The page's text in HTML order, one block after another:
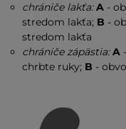
chrániče lakťa: A -
stredom lakťa; B -
stredom lakťa
chrániče zápästia: A
chrbte ruky; B -